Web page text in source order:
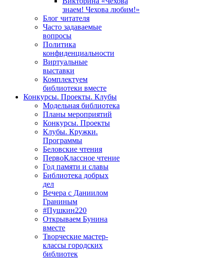
знаем! Чехова любим!»
Блог читателя
Часто задаваемые
вопросы
Политика
конфиденциальности
Виртуальные
выставки
Комплектуем
библиотеки вместе
Конкурсы. Проекты. Клубы
Модельная библиотека
Планы мероприятий
Конкурсы. Проекты
Клубы. Кружки.
Программы
Беловские чтения
ПервоКлассное чтение
Год памяти и славы
Библиотека добрых
дел
Вечера с Даниилом
Граниным
#Пушкин220
Открываем Бунина
вместе
Творческие мастер-
классы городских
библиотек